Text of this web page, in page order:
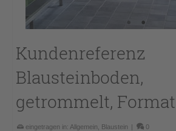
Kundenreferenz
Blausteinboden,
getrommelt,
eingetragen in: Allgemein Blaustein | 0